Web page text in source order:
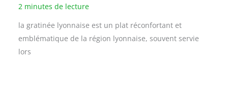
2 minutes de lecture
la gratinée lyonnaise est un plat réconfortant et
emblématique de la région lyonnaise, souvent servie
lors